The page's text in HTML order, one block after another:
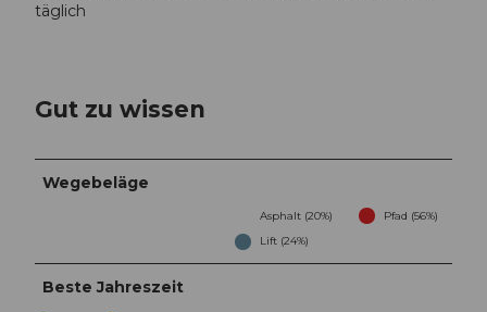
täglich
Gut zu wissen
Wegebeläge
Asphalt (20%)
Pfad (56%)
Lift (24%)
Beste Jahreszeit